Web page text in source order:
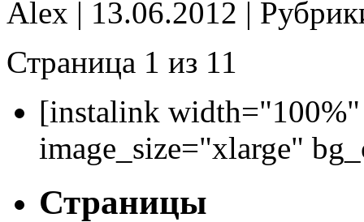
Alex | 13.06.2012 |
Страница 1 из 11
[instalink
image_size="xlarge"
Страницы